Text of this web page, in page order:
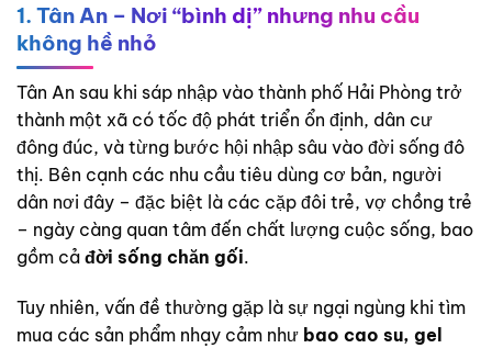
1. Tân An – Nơi “bình dị” nhưng nhu cầu
không hề nhỏ
Tân An sau khi sáp nhập vào thành phố Hải Phòng trở
thành một xã có tốc độ phát triển ổn định, dân cư
đông đúc, và từng bước hội nhập sâu vào đời sống đô
thị. Bên cạnh các nhu cầu tiêu dùng cơ bản, người
dân nơi đây – đặc biệt là các cặp đôi trẻ, vợ chồng trẻ
– ngày càng quan tâm đến chất lượng cuộc sống, bao
gồm cả đời sống chăn gối.
Tuy nhiên, vấn đề thường gặp là sự ngại ngùng khi tìm
mua các sản phẩm nhạy cảm như bao cao su, gel